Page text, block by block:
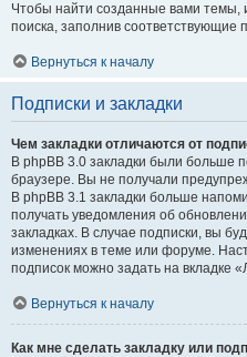
Чтобы найти созданные вами темы,
поиска, заполнив соответствующие
Вернуться к началу
Подписки и закладки
Чем закладки отличаются от
В phpBB 3.0 закладки были больше
браузере. Вы не получали
В phpBB 3.1 закладки больше
получать уведомления об
закладках. В случае подписки, вы
изменениях в теме или форуме.
подписок можно задать на вкладке
Вернуться к началу
Как мне сделать закладку или